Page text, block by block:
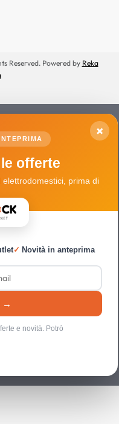
Reserved. Powered by Reka
×
offerte
prima di
✓ Novità in anteprima
→
e novità. Potrò